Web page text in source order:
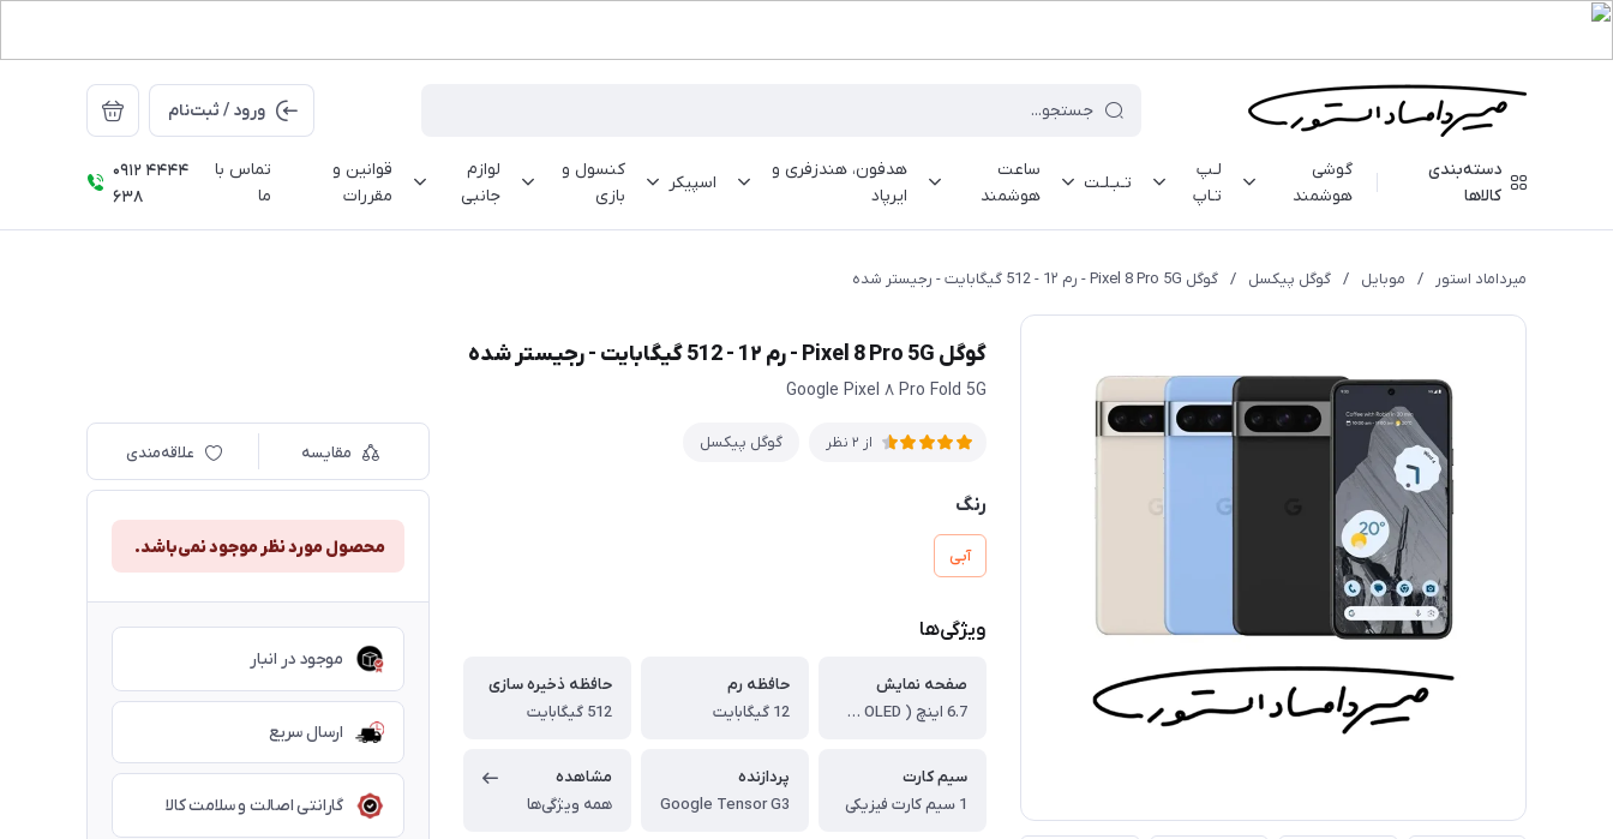
ورود / ثبت‌نام
دسته‌بندی
کالاها
گوشی
هوشمند
لـپ
تـاپ
تـبـلـت
ساعت
هوشمند
هدفون، هندزفری و
ایرپاد
اسپیکر
کنسول و
بازی
لوازم
جانبی
قوانین و
مقررات
تماس با
ما
0912 4444
638
میرداماد استور / موبایل / گوگل پیکسل / گوگل Pixel 8 Pro 5G - رم 1۲ - 512 گیگابایت - رجیستر شده
گوگل Pixel 8 Pro 5G - رم 1۲ - 512 گیگابایت - رجیستر شده
Google Pixel ۸ Pro Fold 5G
از 2 نظر گوگل پیکسل
رنگ
آبی
ویژگی‌ها
صفحه نمایش
6.7 اینچ ( LTPO OLED )
حافظه رم
12 گیگابایت
حافظه ذخیره سازی
512 گیگابایت
سیم کارت
1 سیم کارت فیزیکی
پردازنده
Google Tensor G3
مشاهده
همه ویژگی‌ها
مقایسه علاقه‌مندی
محصول مورد نظر موجود نمی‌باشد.
موجود در انبار
ارسال سریع
گارانتی اصالت و سلامت کالا